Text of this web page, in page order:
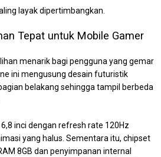
layak dipertimbangkan.
Tepat untuk Mobile Gamer
menarik bagi pengguna yang gemar
ini mengusung desain futuristik
belakang sehingga tampil berbeda
inci dengan refresh rate 120Hz
yang halus. Sementara itu, chipset
8GB dan penyimpanan internal